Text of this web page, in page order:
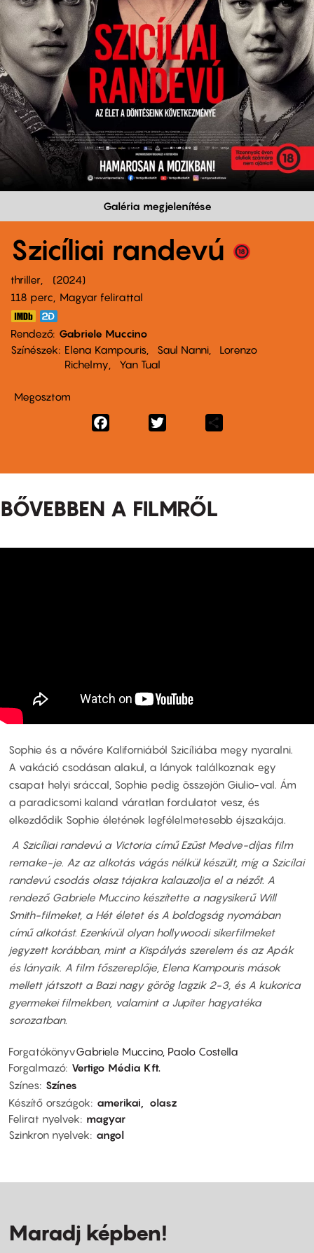
Galéria megjelenítése
Szicíliai randevú
thriller
2024
118 perc,
Magyar felirattal
Rendező Gabriele Muccino
Színészek
Elena Kampouris Saul Nanni
Lorenzo
Richelmy
Yan Tual
Megosztom
Facebook
BŐVEBBEN A FILMRŐL
Sophie és a nővére Kaliforniából Szicíliába megy nyaralni.
A vakáció csodásan alakul, a lányok találkoznak egy
csapat helyi sráccal, Sophie pedig összejön Giulio-val. Ám
a paradicsomi kaland váratlan fordulatot vesz, és
elkezdődik Sophie életének legfélelmetesebb éjszakája.
A Szicíliai randevú a Victoria című Ezüst Medve-díjas film
remake-je. Az az alkotás vágás nélkül készült, míg a Szicílai
randevú csodás olasz tájakra kalauzolja el a nézőt. A
rendező Gabriele Muccino készítette a nagysikerű Will
Smith-filmeket, a Hét életet és A boldogság nyomában
című alkotást. Ezenkívül olyan hollywoodi sikerfilmeket
jegyzett korábban, mint a Kispályás szerelem és az Apák
és lányaik. A film főszereplője, Elena Kampouris mások
mellett játszott a Bazi nagy görög lagzik 2-3, és A kukorica
gyermekei filmekben, valamint a Jupiter hagyatéka
sorozatban.
ForgatókönyvGabriele Muccino, Paolo Costella
Forgalmazó Vertigo Média Kft.
Színes Színes
Készítő országok
amerikai
olasz
Felirat nyelvek
magyar
Szinkron nyelvek
angol
Maradj képben!